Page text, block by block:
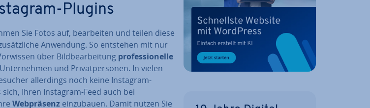
Plugins
Sie Fotos auf, be­ar­bei­ten und teilen diese
Anwendung. So entstehen mit nur
über Bild­be­ar­bei­tung pro­fes­sio­nel­le
und Pri­vat­per­so­nen. In vielen
al­ler­dings noch keine Instagram-
Ihren Instagram-Feed auch bei
Web­prä­senz ein­zu­bau­en. Damit nutzen Sie